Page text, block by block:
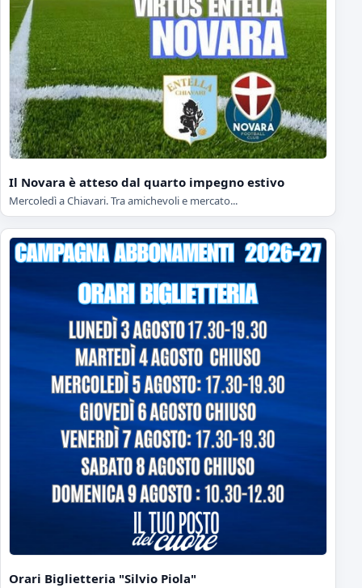
Il Novara è atteso dal quarto impegno estivo
Mercoledì a Chiavari. Tra amichevoli e mercato...
Orari Biglietteria "Silvio Piola"